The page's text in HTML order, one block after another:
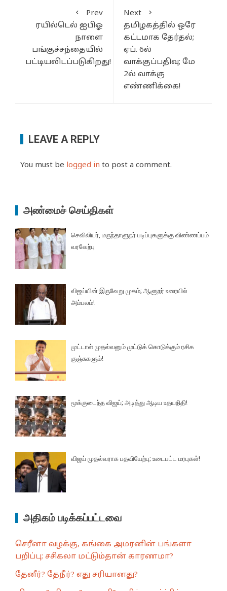
Prev
ரயில்டெல் ஐபிஓ
நாளை
பங்குச்சந்தையில்
பட்டியலிடப்படுகிறது!
Next
தமிழகத்தில் ஒரே
கட்டமாக தேர்தல்;
ஏப். 6ல்
வாக்குப்பதிவு; மே
2ல் வாக்கு
எண்ணிக்கை!
LEAVE A REPLY
You must be logged in to post a comment.
அண்மைச் செய்திகள்
செவிலியர், மருந்தாளுநர் படிப்புகளுக்கு விண்ணப்பம்
வரவேற்பு
விஜய்யின் இருவேறு முகம்; ஆளுநர் உரையில்
அம்பலம்!
முட்டாள் முதல்வனும் முட்டுக் கொடுக்கும் ரசிக
குஞ்சுகளும்!
மூக்குடைந்த விஜய்; அடித்து ஆடிய உதயநிதி!
விஜய் முதல்வராக பதவியேற்பு; உடைபட்ட மரபுகள்!
அதிகம் படிக்கப்பட்டவை
செரீனா வழக்கு, கங்கை அமரனின் பங்களா
பறிப்பு; சசிகலா மட்டும்தான் காரணமா?
தேனீர்? தேநீர்? எது சரியானது?